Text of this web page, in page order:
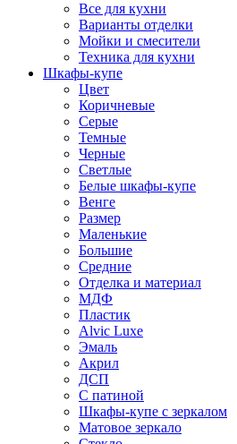
Все для кухни
Варианты отделки
Мойки и смесители
Техника для кухни
Шкафы-купе
Цвет
Коричневые
Серые
Темные
Черные
Светлые
Белые шкафы-купе
Венге
Размер
Маленькие
Большие
Средние
Отделка и материал
МДФ
Пластик
Alvic Luxe
Эмаль
Акрил
ДСП
С патиной
Шкафы-купе с зеркалом
Матовое зеркало